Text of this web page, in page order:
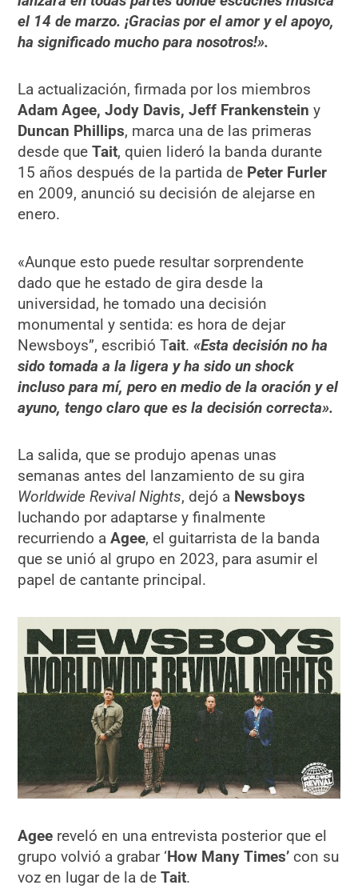
el 14 de marzo. ¡Gracias por el amor y el apoyo,
ha significado mucho para nosotros!».
La actualización, firmada por los miembros
Adam Agee, Jody Davis, Jeff Frankenstein y
Duncan Phillips, marca una de las primeras
desde queTait, quien lideró la banda durante
15 años después de la partida de Peter Furler
en 2009, anunció su decisión de alejarse en
enero.
«Aunque esto puede resultar sorprendente
dado que he estado de gira desde la
universidad, he tomado una decisión
monumental y sentida: es hora de dejar
Newsboys”, escribió Tait.«Esta decisión no ha
sido tomada a la ligera y ha sido un shock
incluso para mí, pero en medio de la oración y el
ayuno, tengo claro que es la decisión correcta».
La salida, que se produjo apenas unas
semanas antes del lanzamiento de su gira
Worldwide Revival Nights, dejó a Newsboys
luchando por adaptarse y finalmente
recurriendo aAgee, el guitarrista de la banda
que se unió al grupo en 2023, para asumir el
papel de cantante principal.
Agee reveló en una entrevista posterior que el
grupo volvió a grabar ‘How Many Times’ con su
voz en lugar de la de Tait.